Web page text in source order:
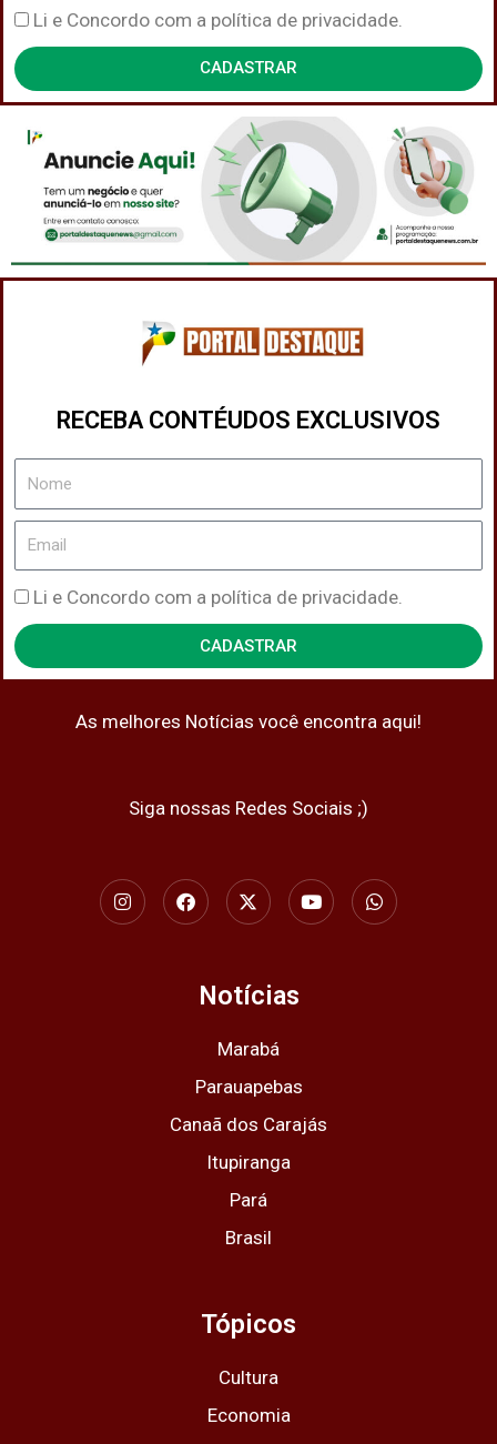
Política
de
Privacidade
Li e Concordo com a política de privacidade.
CADASTRAR
RECEBA CONTÉUDOS EXCLUSIVOS
Nome
Email
Política
de
Privacidade
Li e Concordo com a política de privacidade.
CADASTRAR
As melhores Notícias você encontra aqui!
Siga nossas Redes Sociais ;)
I
n
s
F
a
c
X
-
t
t
t
Y
o
u
W
h
a
Notícias
Marabá
Parauapebas
Canaã dos Carajás
Itupiranga
Pará
Brasil
Tópicos
Cultura
Economia